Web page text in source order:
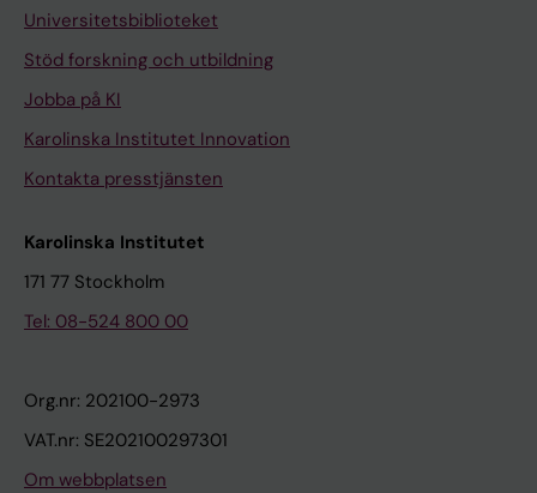
Universitetsbiblioteket
Stöd forskning och utbildning
Jobba på KI
Karolinska Institutet Innovation
Kontakta presstjänsten
Karolinska Institutet
171 77 Stockholm
Tel: 08-524 800 00
Org.nr: 202100-2973
VAT.nr: SE202100297301
Om webbplatsen